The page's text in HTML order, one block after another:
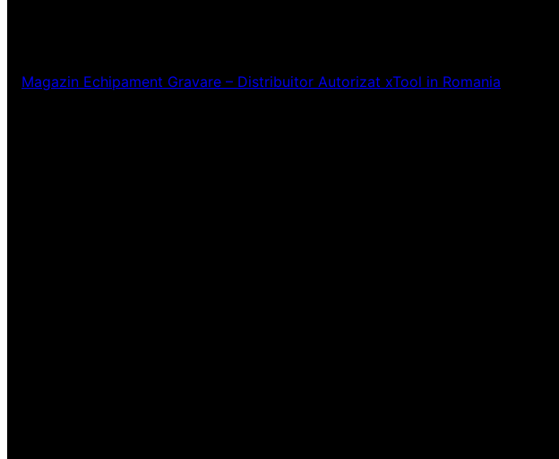
Magazin Echipament Gravare – Distribuitor Autorizat xTool in Romania